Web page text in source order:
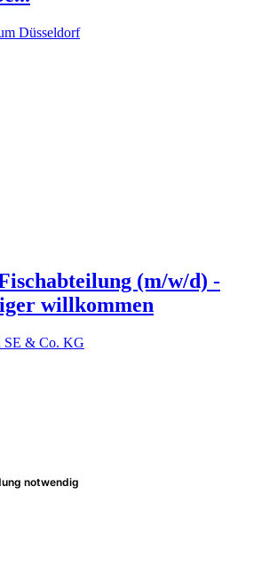
Düsseldorf
(m/w/d) -
willkommen
SE & Co. KG
notwendig